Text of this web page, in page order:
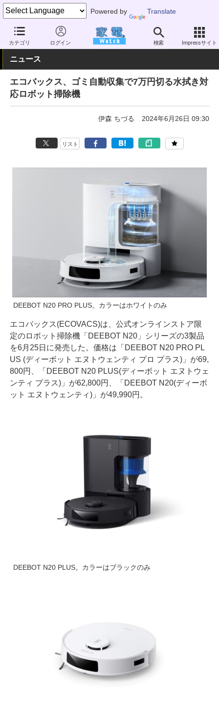
Powered by Translate
カテゴリ ログイン 検索 Impressサイト
家電 Watch 生活家電 掃除機 ロボット掃除機
ニュース
エコバックス、ゴミ自動収集で7万円切る水拭き対
応ロボット掃除機
伊森 ちづる 2024年6月26日 09:30
リスト
DEEBOT N20 PRO PLUS。カラーはホワイトのみ
エコバックス(ECOVACS)は、公式オンラインストア限
定のロボット掃除機「DEEBOT N20」シリーズの3製品
を6月25日に発売した。価格は「DEEBOT N20 PRO PL
US (ディーボット エヌトウェンティ プロ プラス)」が69,
800円、「DEEBOT N20 PLUS(ディーボット エヌトウェ
ンティ プラス)」が62,800円、「DEEBOT N20(ディーボ
ット エヌトウェンティ)」が49,990円。
DEEBOT N20 PLUS。カラーはブラックのみ